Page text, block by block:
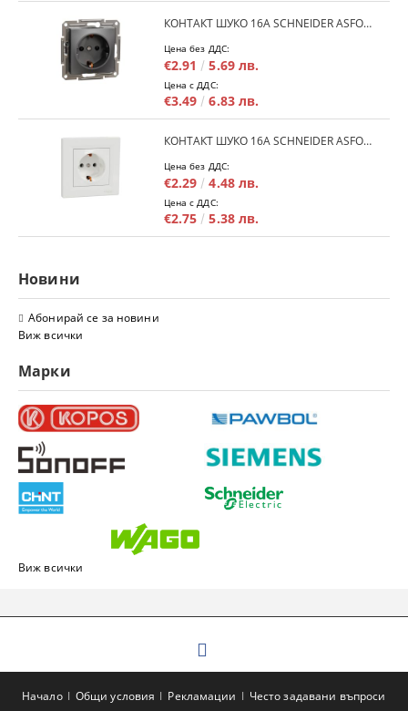
КОНТАКТ ШУКО 16A SCHNEIDER ASFORA EPH2900171 - АНРАЦИТ
Цена без ДДС:
€2.91 5.69 лв.
Цена с ДДС:
€3.49 6.83 лв.
КОНТАКТ ШУКО 16A SCHNEIDER ASFORA EPH2900121 - БЯЛ
Цена без ДДС:
€2.29 4.48 лв.
Цена с ДДС:
€2.75 5.38 лв.
Новини
Абонирай се за новини
Виж всички
Марки
Виж всички
Начало Общи условия Рекламации Често задавани въпроси